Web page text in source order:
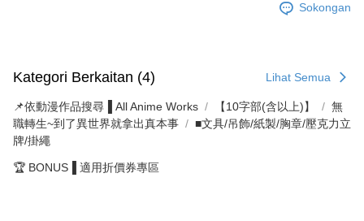
Sokongan
Kategori Berkaitan (4) Lihat Semua
📌依動漫作品搜尋▐ All Anime Works 【10字部(含以上)】
無
職轉生~到了異世界就拿出真本事
■文具/吊飾/紙製/胸章/壓克力立
牌/掛繩
🏆 BONUS▐ 適用折價券專區